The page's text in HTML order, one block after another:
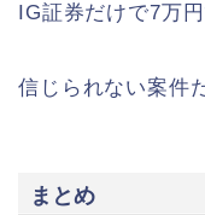
IG証券だけで7万
信じられない案件
まとめ